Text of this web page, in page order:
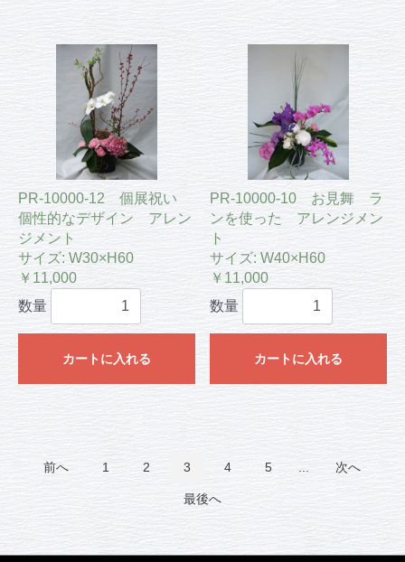
PR-10000-12 個展祝い
個性的なデザイン アレン
ジメント
サイズ: W30×H60
￥11,000
数量
カートに入れる
PR-10000-10 お見舞 ラ
ンを使った アレンジメン
ト
サイズ: W40×H60
￥11,000
数量
カートに入れる
前へ 1 2 3 4 5 ... 次へ
最後へ